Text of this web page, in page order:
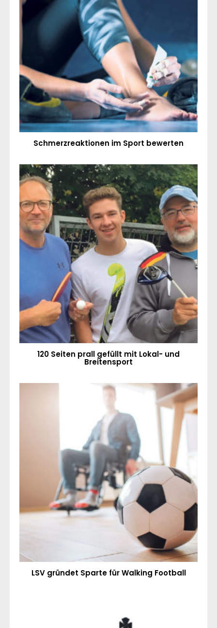
Schmerzreaktionen im Sport bewerten
120 Seiten prall gefüllt mit Lokal- und
Breitensport
LSV gründet Sparte für Walking Football